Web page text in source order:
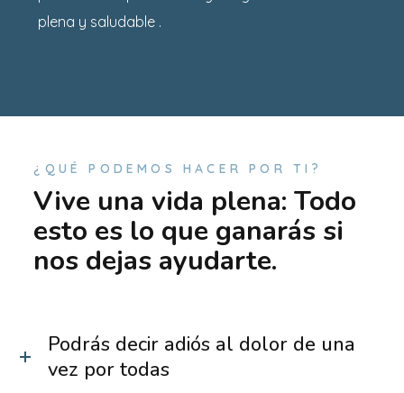
plena y saludable .
¿QUÉ PODEMOS HACER POR TI?
Vive una vida plena: Todo
esto es lo que ganarás si
nos dejas ayudarte.
Podrás decir adiós al dolor de una
vez por todas